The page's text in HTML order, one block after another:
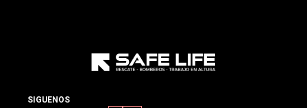
SIGUENOS